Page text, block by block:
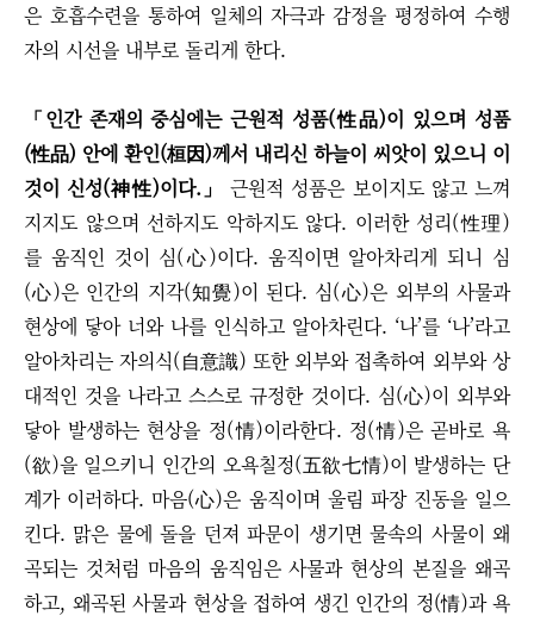
은 호흡수련을 통하여 일체의 자극과 감정을 평정하여 수행
자의 시선을 내부로 돌리게 한다.
「인간 존재의 중심에는 근원적 성품(性品)이 있으며 성품
(性品) 안에 환인(桓因)께서 내리신 하늘이 씨앗이 있으니 이
것이 신성(神性)이다. 」근원적 성품은 보이지도 않고 느껴
지지도 않으며 선하지도 악하지도 않다. 이러한 성리(性理)
를 움직인 것이 심(心)이다. 움직이면 알아차리게 되니 심
(心)은 인간의 지각(知覺)이 된다. 심(心)은 외부의 사물과
현상에 닿아 너와 나를 인식하고 알아차린다. ‘나’를 ‘나’라고
알아차리는 자의식(自意識) 또한 외부와 접촉하여 외부와 상
대적인 것을 나라고 스스로 규정한 것이다. 심(心)이 외부와
닿아 발생하는 현상을 정(情)이라한다. 정(情)은 곧바로 욕
(欲)을 일으키니 인간의 오욕칠정(五欲七情)이 발생하는 단
계가 이러하다. 마음(心)은 움직이며 울림 파장 진동을 일으
킨다. 맑은 물에 돌을 던져 파문이 생기면 물속의 사물이 왜
곡되는 것처럼 마음의 움직임은 사물과 현상의 본질을 왜곡
하고, 왜곡된 사물과 현상을 접하여 생긴 인간의 정(情)과 욕